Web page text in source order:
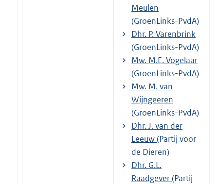
Meulen
(GroenLinks-PvdA)
Dhr. P. Varenbrink
(GroenLinks-PvdA)
Mw. M.E. Vogelaar
(GroenLinks-PvdA)
Mw. M. van
Wijngeeren
(GroenLinks-PvdA)
Dhr. J. van der
Leeuw(Partij voor
de Dieren)
Dhr. G.L.
Raadgever(Partij